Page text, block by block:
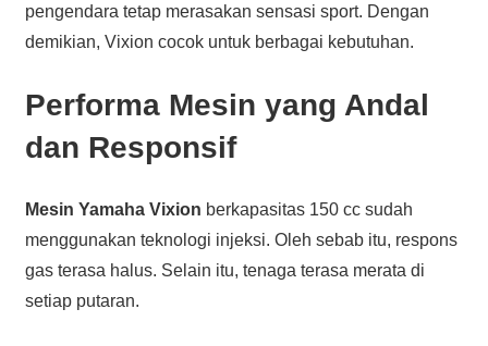
pengendara tetap merasakan sensasi sport. Dengan
demikian, Vixion cocok untuk berbagai kebutuhan.
Performa Mesin yang Andal
dan Responsif
Mesin Yamaha Vixion berkapasitas 150 cc sudah
menggunakan teknologi injeksi. Oleh sebab itu, respons
gas terasa halus. Selain itu, tenaga terasa merata di
setiap putaran.